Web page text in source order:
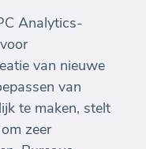
Analytics-
van nieuwe
van
te maken, stelt
zeer